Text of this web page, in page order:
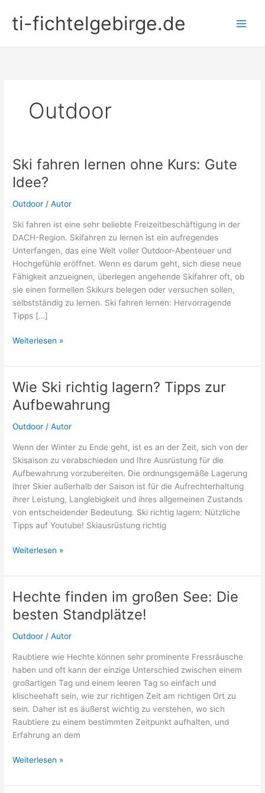
Inhalt
springenti-fichtelgebirge.de
Outdoor
Ski fahren lernen ohne Kurs: Gute
Idee?
Outdoor /Autor
Ski fahren ist eine sehr beliebte Freizeitbeschäftigung in der
DACH-Region. Skifahren zu lernen ist ein aufregendes
Unterfangen, das eine Welt voller Outdoor-Abenteuer und
Hochgefühle eröffnet. Wenn es darum geht, sich diese neue
Fähigkeit anzueignen, überlegen angehende Skifahrer oft, ob
sie einen formellen Skikurs belegen oder versuchen sollen,
selbstständig zu lernen. Ski fahren lernen: Hervorragende
Tipps […]
Ski
lernen
ohne
Kurs:
Gute
Weiterlesen »
Wie Ski richtig lagern? Tipps zur
Aufbewahrung
Outdoor /Autor
Wenn der Winter zu Ende geht, ist es an der Zeit, sich von der
Skisaison zu verabschieden und Ihre Ausrüstung für die
Aufbewahrung vorzubereiten. Die ordnungsgemäße Lagerung
Ihrer Skier außerhalb der Saison ist für die Aufrechterhaltung
ihrer Leistung, Langlebigkeit und ihres allgemeinen Zustands
von entscheidender Bedeutung. Ski richtig lagern: Nützliche
Tipps auf Youtube! Skiausrüstung richtig
Wie
richtig
lagern?
Tipps
zur
Weiterlesen »
Hechte finden im großen See: Die
besten Standplätze!
Outdoor /Autor
Raubtiere wie Hechte können sehr prominente Fressräusche
haben und oft kann der einzige Unterschied zwischen einem
großartigen Tag und einem leeren Tag so einfach und
klischeehaft sein, wie zur richtigen Zeit am richtigen Ort zu
sein. Daher ist es äußerst wichtig zu verstehen, wo sich
Raubtiere zu einem bestimmten Zeitpunkt aufhalten, und
Erfahrung an dem
Hechte
im
Weiterlesen »